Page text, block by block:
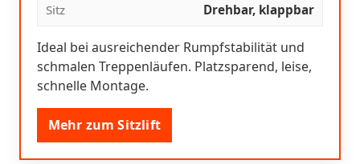
Sitz Drehbar, klappbar
Ideal bei ausreichender Rumpfstabilität und
schmalen Treppenläufen. Platzsparend, leise,
schnelle Montage.
Mehr zum Sitzlift